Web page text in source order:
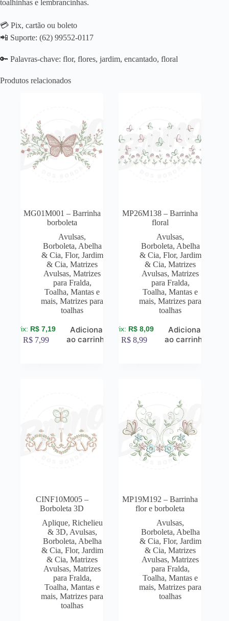
toalhinhas e lembrancinhas.
💳 Pix, cartão ou boleto
📲 Suporte: (62) 99552-0117
🔑 Palavras-chave: flor, flores, jardim, encantado, floral
Produtos relacionados
MG01M001 – Barrinha
borboleta
Avulsas,
Borboleta, Abelha
& Cia, Flor, Jardim
& Cia,Matrizes
Avulsas,Matrizes
para Fralda,
Toalha, Mantas e
mais,Matrizes para
toalhas
R$ 7,19
R$ 7,99
Adicionar
ao carrinho
MP26M138 – Barrinha
floral
Avulsas,
Borboleta, Abelha
& Cia, Flor, Jardim
& Cia,Matrizes
Avulsas,Matrizes
para Fralda,
Toalha, Mantas e
mais,Matrizes para
toalhas
R$ 8,09
R$ 8,99
Adicionar
ao carrinho
CINF10M005 –
Borboleta 3D
Aplique, Richelieu
& 3D, Avulsas,
Borboleta, Abelha
& Cia, Flor, Jardim
& Cia,Matrizes
Avulsas,Matrizes
para Fralda,
Toalha, Mantas e
mais,Matrizes para
toalhas
MP19M192 – Barrinha
flor e borboleta
Avulsas,
Borboleta, Abelha
& Cia, Flor, Jardim
& Cia,Matrizes
Avulsas,Matrizes
para Fralda,
Toalha, Mantas e
mais,Matrizes para
toalhas